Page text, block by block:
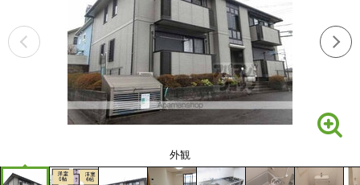
外観